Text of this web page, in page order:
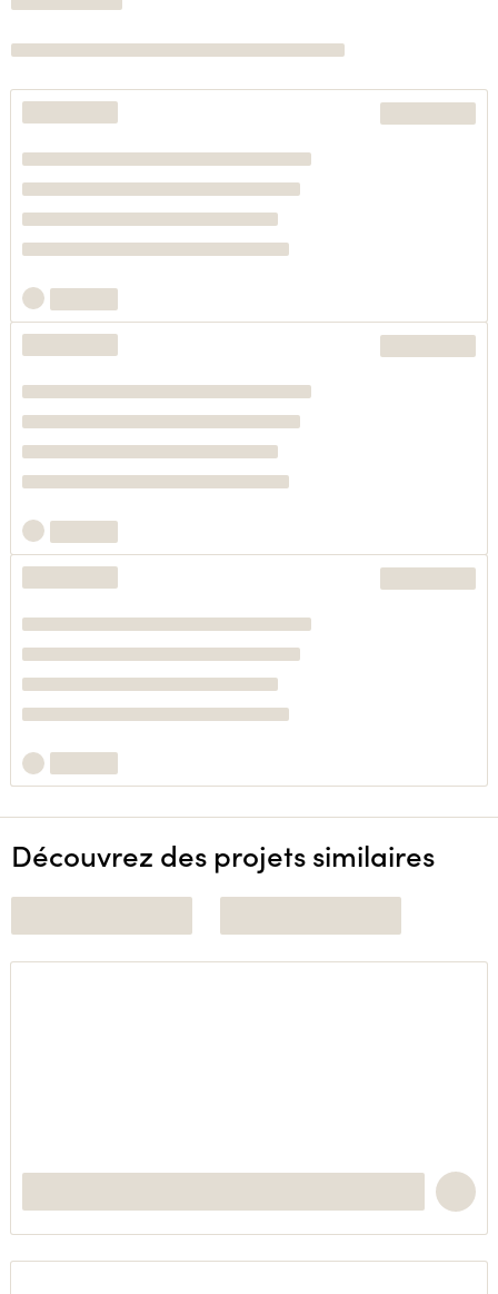
Découvrez des projets similaires